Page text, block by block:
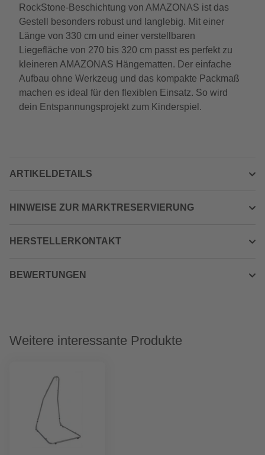
RockStone-Beschichtung von AMAZONAS ist das
Gestell besonders robust und langlebig. Mit einer
Länge von 330 cm und einer verstellbaren
Liegefläche von 270 bis 320 cm passt es perfekt zu
kleineren AMAZONAS Hängematten. Der einfache
Aufbau ohne Werkzeug und das kompakte Packmaß
machen es ideal für den flexiblen Einsatz. So wird
dein Entspannungsprojekt zum Kinderspiel.
ARTIKELDETAILS
HINWEISE ZUR MARKTRESERVIERUNG
HERSTELLERKONTAKT
BEWERTUNGEN
Weitere interessante Produkte